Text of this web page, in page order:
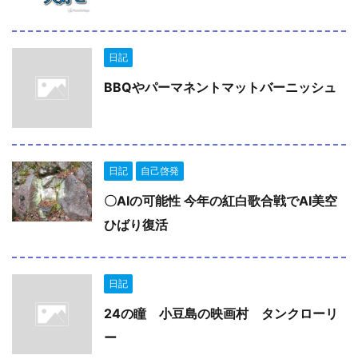
日記
BBQやパーマネントマットバーニッシュ
日記 自己啓発
〇AIの可能性 今年の紅白歌合戦でAI美空
ひばり復活
日記
24の瞳 小豆島の映画村 タンクローリ
ー